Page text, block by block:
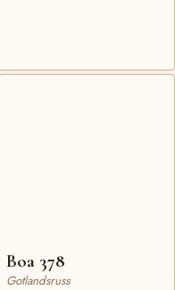
Boa 378
Gotlandsruss